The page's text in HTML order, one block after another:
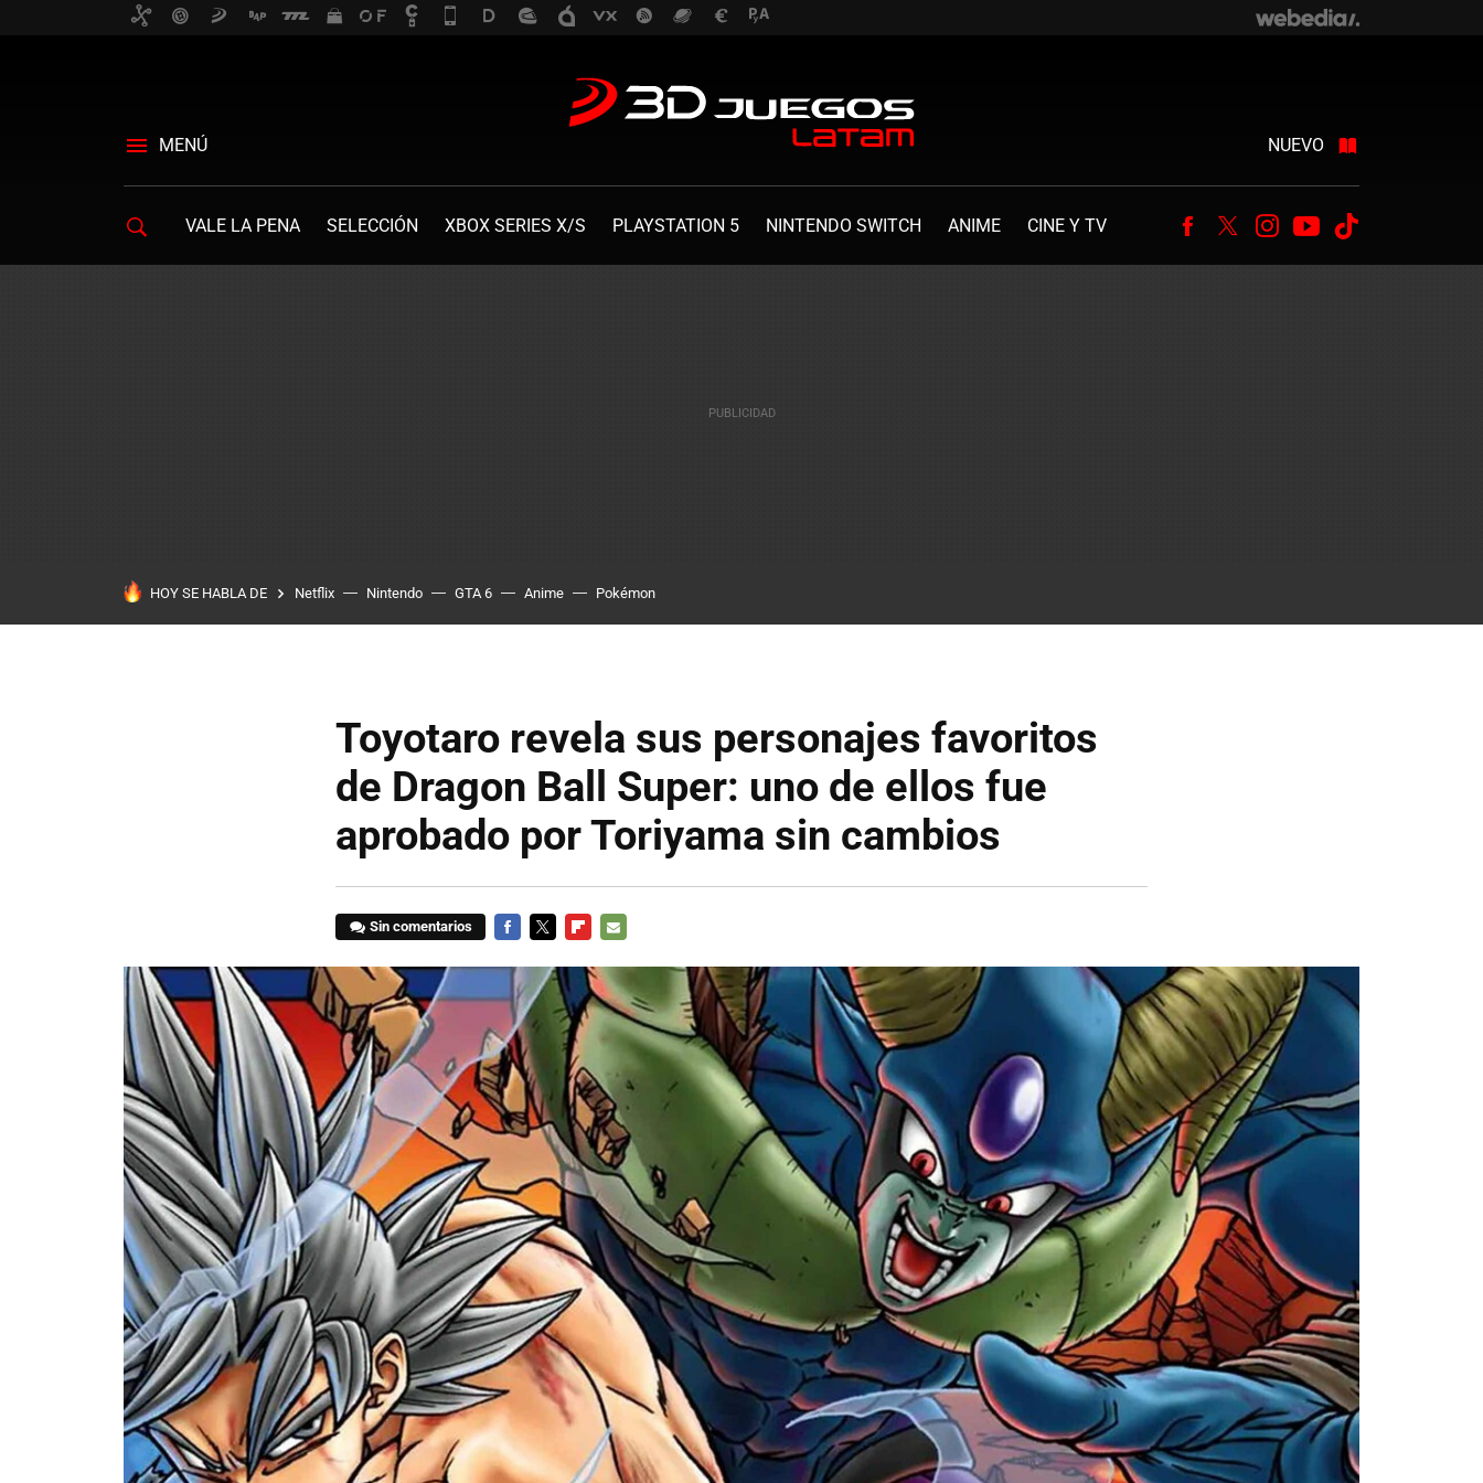
MENÚ NUEVO
VALE LA PENA SELECCIÓN XBOX SERIES X/S PLAYSTATION 5 NINTENDO SWITCH ANIME CINE Y TV Facebook
TwitterInstagram
Youtube
HOY SE HABLA DE Netflix Nintendo GTA 6 Anime Pokémon
Toyotaro revela sus personajes favoritos
de Dragon Ball Super: uno de ellos fue
aprobado por Toriyama sin cambios
Sin comentarios
MAIL